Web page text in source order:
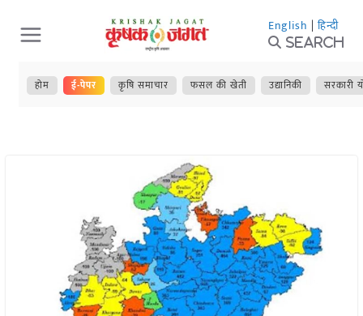
Skip
to
content
English | हिन्दी
Search
होम ई-पेपर कृषि समाचार फसल की खेती उद्यानिकी सरकारी